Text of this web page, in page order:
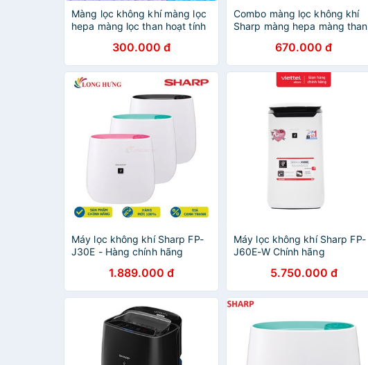
Màng lọc không khí màng lọc
hepa màng lọc than hoạt tính
30 việt nam300.000 đ
Combo màng lọc không khí
Sharp màng hepa màng than
670.000 đ
Máy lọc không khí Sharp FP-
J30E - Hàng chính hãng
1.889.000 đ
Máy lọc không khí Sharp FP-
J60E-W Chính hãng
5.750.000 đ